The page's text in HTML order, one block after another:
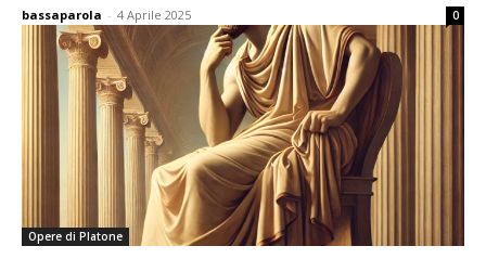
bassaparola - 4 Aprile 2025 0
Opere di Platone